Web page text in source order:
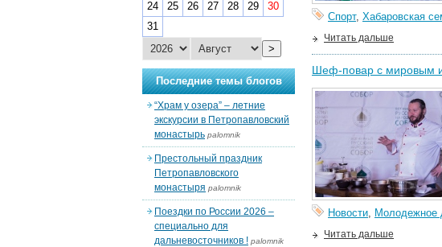
Спорт, Хабаровская
Читать дальше
Шеф-повар с мировым
Новости, Молодежное
Читать дальше
24
25 26 27 28 29
30
31
>
Последние темы блогов
“Храм у озера” – летние
экскурсии в Петропавловский
монастырь palomnik
Престольный праздник
Петропавловского
монастыря palomnik
Поездки по России 2026 –
специально для
дальневосточников ! palomnik